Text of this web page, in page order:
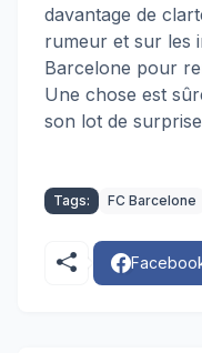
davantage de
rumeur et sur les
Barcelone pour
Une chose est
son lot de
Tags: FC Barcelone